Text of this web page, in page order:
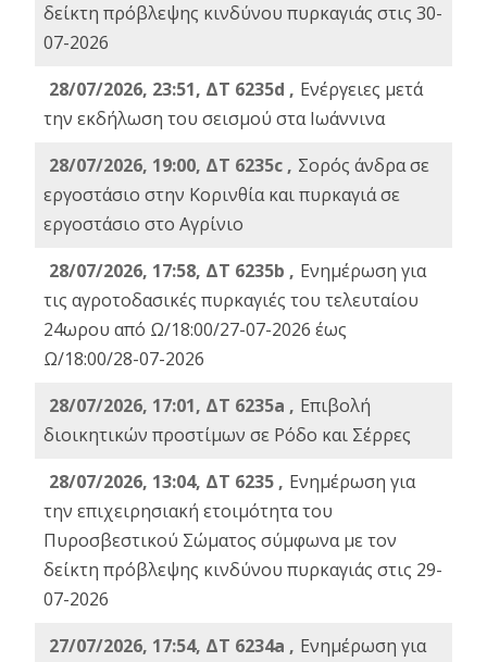
δείκτη πρόβλεψης κινδύνου πυρκαγιάς στις 30-
07-2026
28/07/2026, 23:51, ΔΤ 6235d , Ενέργειες μετά
την εκδήλωση του σεισμού στα Ιωάννινα
28/07/2026, 19:00, ΔΤ 6235c , Σορός άνδρα σε
εργοστάσιο στην Κορινθία και πυρκαγιά σε
εργοστάσιο στο Αγρίνιο
28/07/2026, 17:58, ΔΤ 6235b , Ενημέρωση για
τις αγροτοδασικές πυρκαγιές του τελευταίου
24ωρου από Ω/18:00/27-07-2026 έως
Ω/18:00/28-07-2026
28/07/2026, 17:01, ΔΤ 6235a , Eπιβολή
διοικητικών προστίμων σε Ρόδο και Σέρρες
28/07/2026, 13:04, ΔΤ 6235 , Ενημέρωση για
την επιχειρησιακή ετοιμότητα του
Πυροσβεστικού Σώματος σύμφωνα με τον
δείκτη πρόβλεψης κινδύνου πυρκαγιάς στις 29-
07-2026
27/07/2026, 17:54, ΔΤ 6234a , Ενημέρωση για